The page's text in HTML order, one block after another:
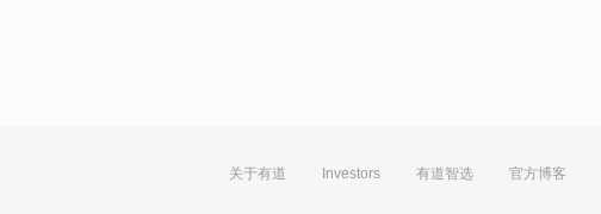
关于有道 Investors 有道智选 官方博客